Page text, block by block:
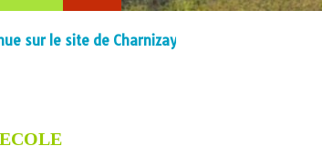
site de Charnizay !